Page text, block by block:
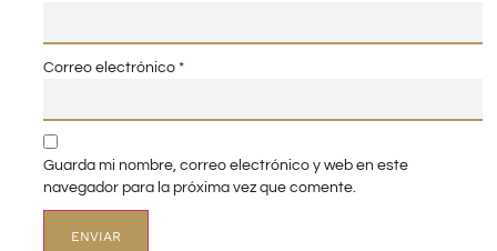
Correo electrónico *
Guarda mi nombre, correo electrónico y web en este
navegador para la próxima vez que comente.